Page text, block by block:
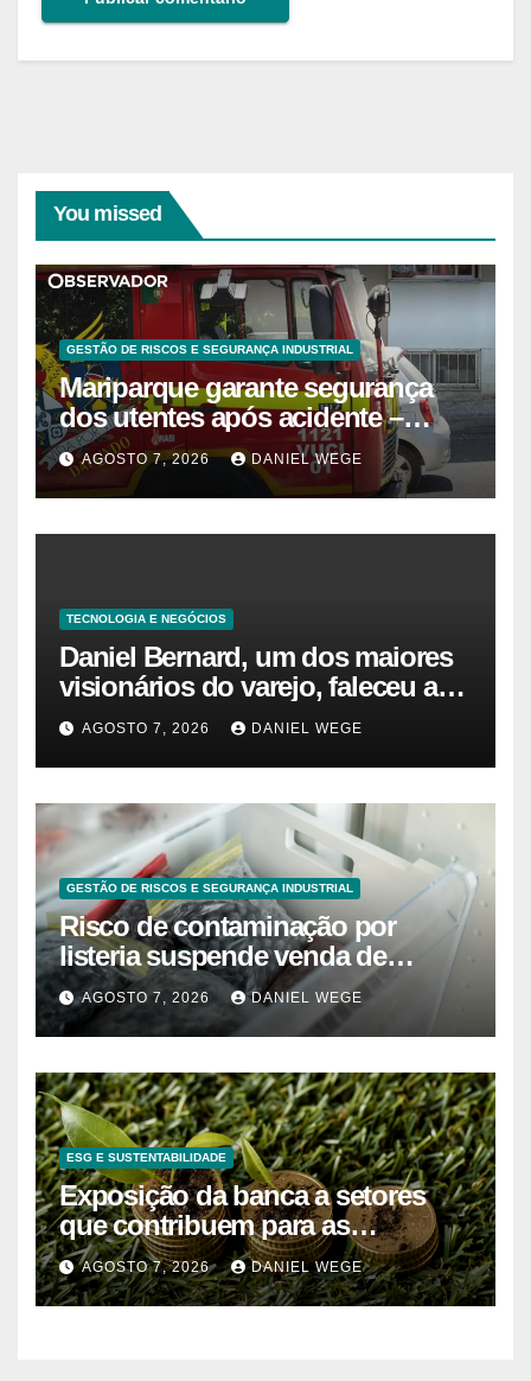
You missed
GESTÃO DE RISCOS E SEGURANÇA INDUSTRIAL
Mariparque garante segurança
dos utentes após acidente –
Observador
AGOSTO 7, 2026 DANIEL WEGE
TECNOLOGIA E NEGÓCIOS
Daniel Bernard, um dos maiores
visionários do varejo, faleceu aos
80 anos – Sincovaga Notícias
AGOSTO 7, 2026 DANIEL WEGE
GESTÃO DE RISCOS E SEGURANÇA INDUSTRIAL
Risco de contaminação por
listeria suspende venda de
mirtilos em fábricas da América
do Norte – Mix Vale
AGOSTO 7, 2026 DANIEL WEGE
ESG E SUSTENTABILIDADE
Exposição da banca a setores
que contribuem para as
alterações climáticas mantém-se
nos 62%
AGOSTO 7, 2026 DANIEL WEGE